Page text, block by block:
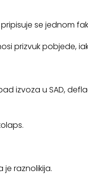
se jednom
prizvuk pobjede,
izvoza u SAD,
raznolikija.